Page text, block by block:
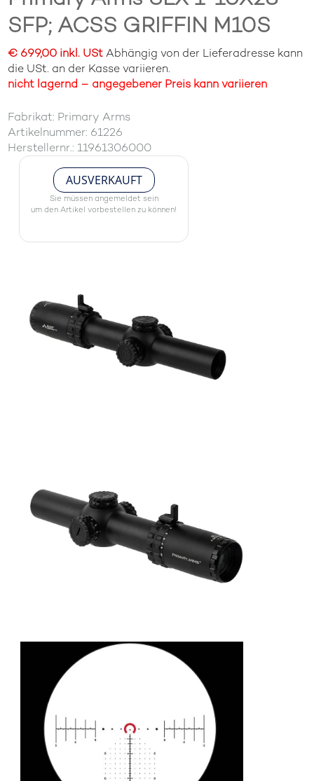
SFP; ACSS GRIFFIN M10S
€ 699,00 inkl. UStAbhängig von der Lieferadresse kann
die USt. an der Kasse variieren.
nicht lagernd – angegebener Preis kann variieren
Fabrikat: Primary Arms
Artikelnummer: 61226
Herstellernr.: 11961306000
AUSVERKAUFT
Sie müssen angemeldet sein
um den Artikel vorbestellen zu können!